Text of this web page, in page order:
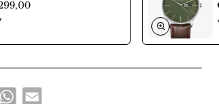
tussen beide steden.Binnenin werkt het
Miyota net zo betrouwbaar als de eerste
zijn passagiers veilig van Berlijn naar
anti-reflecterende coating en gebogen voor
WhatsAppEmail